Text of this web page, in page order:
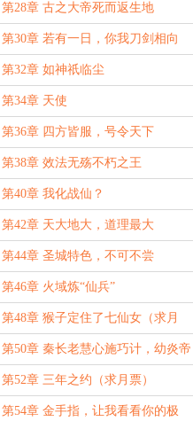
第28章 古之大帝死而返生地
第30章 若有一日，你我刀剑相向
第32章 如神祇临尘
第34章 天使
第36章 四方皆服，号令天下
第38章 效法无殇不朽之王
第40章 我化战仙？
第42章 天大地大，道理最大
第44章 圣城特色，不可不尝
第46章 火域炼“仙兵”
第48章 猴子定住了七仙女（求月
票）
第50章 秦长老慧心施巧计，幼炎帝
误背良心债
第52章 三年之约（求月票）
第54章 金手指，让我看看你的极